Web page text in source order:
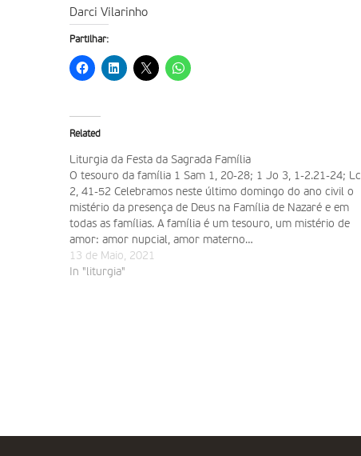
Darci Vilarinho
Partilhar:
Related
Liturgia da Festa da Sagrada Família
O tesouro da família 1 Sam 1, 20-28; 1 Jo 3, 1-2.21-24; Lc
2, 41-52 Celebramos neste último domingo do ano civil o
mistério da presença de Deus na Família de Nazaré e em
todas as famílias. A família é um tesouro, um mistério de
amor: amor nupcial, amor materno…
13 de Maio, 2021
In "liturgia"